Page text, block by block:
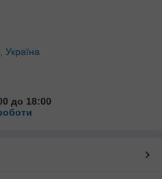
Україна
до 18:00